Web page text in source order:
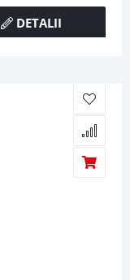
DETALII